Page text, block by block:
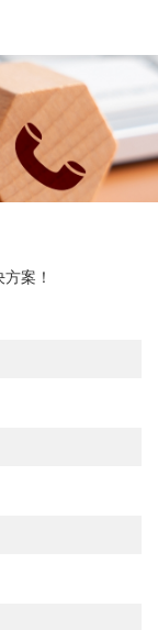
案！